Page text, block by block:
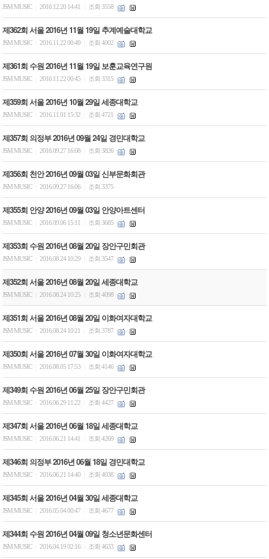
JSM MUSIC 2016.12.20 14:41 조회 3558
제362회 서울 2016년 11월 19일 추계예술대학교
JSM MUSIC 2016.11.22 00:49 조회 4002
제361회 수원 2016년 11월 19일 보훈교육연구원
JSM MUSIC 2016.11.22 00:45 조회 3315
제359회 서울 2016년 10월 29일 세종대학교
JSM MUSIC 2016.11.01 15:32 조회 4721
제357회 의정부 2016년 09월 24일 경민대학교
JSM MUSIC 2016.09.27 16:08 조회 3826
제356회 천안 2016년 09월 03일 신부문화회관
JSM MUSIC 2016.09.27 16:06 조회 3375
제355회 안양 2016년 09월 03일 안양아트센터
JSM MUSIC 2016.09.06 15:11 조회 3685
제353회 수원 2016년 08월 20일 장안구민회관
JSM MUSIC 2016.08.24 10:29 조회 3547
제352회 서울 2016년 08월 20일 세종대학교
JSM MUSIC 2016.08.24 10:25 조회 4098
제351회 서울 2016년 08월 20일 이화여자대학교
JSM MUSIC 2016.08.24 10:21 조회 3787
제350회 서울 2016년 07월 30일 이화여자대학교
JSM MUSIC 2016.08.05 17:53 조회 4146
제349회 수원 2016년 06월 25일 장안구민회관
JSM MUSIC 2016.06.29 11:22 조회 4427
제347회 서울 2016년 06월 18일 세종대학교
JSM MUSIC 2016.06.21 14:41 조회 4269
제346회 의정부 2016년 06월 18일 경민대학교
JSM MUSIC 2016.06.21 14:40 조회 4038
제345회 서울 2016년 04월 30일 세종대학교
JSM MUSIC 2016.05.04 00:47 조회 4677
제344회 수원 2016년 04월 09일 청소년문화센터
JSM MUSIC 2016.04.19 02:16 조회 4633